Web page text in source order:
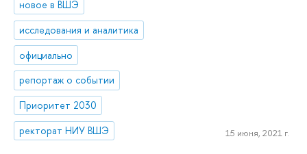
новое в ВШЭ
исследования и аналитика
официально
репортаж о событии
Приоритет 2030
ректорат НИУ ВШЭ
15 июня, 2021 г.